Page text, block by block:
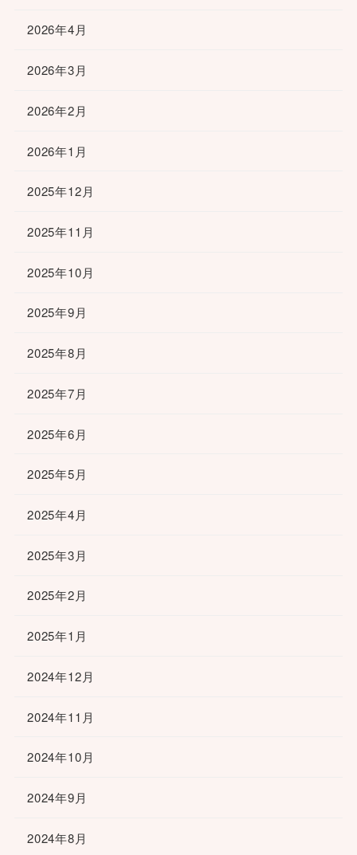
2026年4月
2026年3月
2026年2月
2026年1月
2025年12月
2025年11月
2025年10月
2025年9月
2025年8月
2025年7月
2025年6月
2025年5月
2025年4月
2025年3月
2025年2月
2025年1月
2024年12月
2024年11月
2024年10月
2024年9月
2024年8月